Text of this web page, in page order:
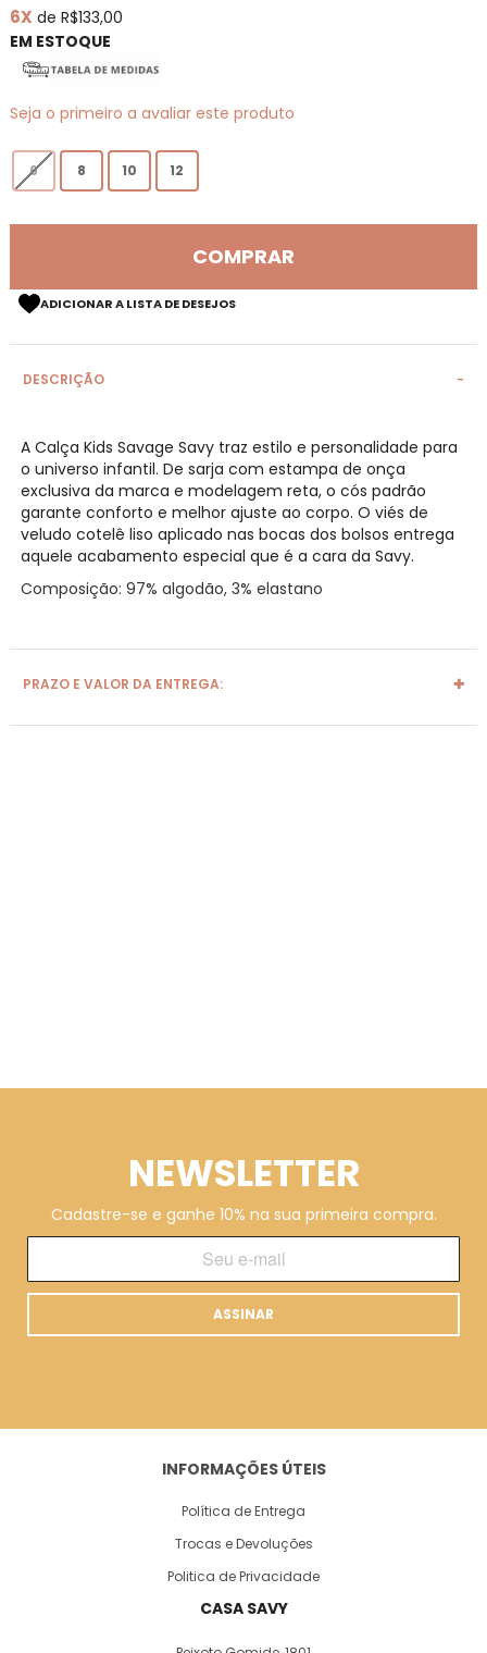
6X de R$133,00
EM ESTOQUE
Seja o primeiro a avaliar este produto
6 8 10 12
COMPRAR
ADICIONAR A LISTA DE DESEJOS
DESCRIÇÃO
A Calça Kids Savage Savy traz estilo e personalidade para
o universo infantil. De sarja com estampa de onça
exclusiva da marca e modelagem reta, o cós padrão
garante conforto e melhor ajuste ao corpo. O viés de
veludo cotelê liso aplicado nas bocas dos bolsos entrega
aquele acabamento especial que é a cara da Savy.
Composição: 97% algodão, 3% elastano
PRAZO E VALOR DA ENTREGA:
de
imagens
NEWSLETTER
Cadastre-se e ganhe 10% na sua primeira compra.
ASSINAR
INFORMAÇÕES ÚTEIS
Política de Entrega
Trocas e Devoluções
Politica de Privacidade
CASA SAVY